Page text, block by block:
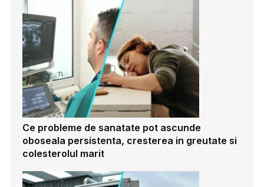
Ce probleme de sanatate pot ascunde
oboseala persistenta, cresterea in greutate si
colesterolul marit